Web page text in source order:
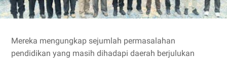
Mereka mengungkap sejumlah permasalahan
pendidikan yang masih dihadapi daerah berjulukan